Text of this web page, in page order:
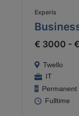
Experis
€ 3000 -
Twello
IT
Permanent
Fulltime